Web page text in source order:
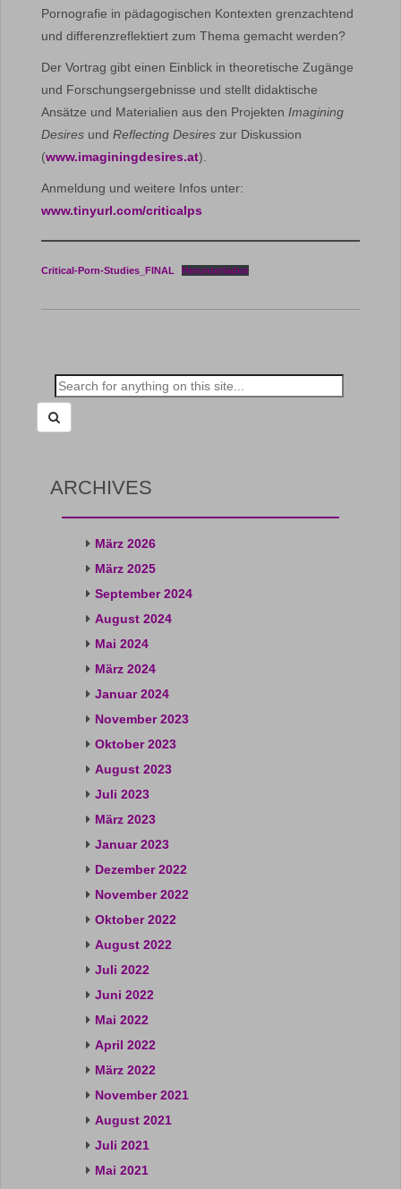
Pornografie in pädagogischen Kontexten grenzachtend
und differenzreflektiert zum Thema gemacht werden?
Der Vortrag gibt einen Einblick in theoretische Zugänge
und Forschungsergebnisse und stellt didaktische
Ansätze und Materialien aus den Projekten Imagining
Desires und Reflecting Desires zur Diskussion
(www.imaginingdesires.at).
Anmeldung und weitere Infos unter:
www.tinyurl.com/criticalps
Critical-Porn-Studies_FINAL Herunterladen
Search
for:
ARCHIVES
März 2026
März 2025
September 2024
August 2024
Mai 2024
März 2024
Januar 2024
November 2023
Oktober 2023
August 2023
Juli 2023
März 2023
Januar 2023
Dezember 2022
November 2022
Oktober 2022
August 2022
Juli 2022
Juni 2022
Mai 2022
April 2022
März 2022
November 2021
August 2021
Juli 2021
Mai 2021